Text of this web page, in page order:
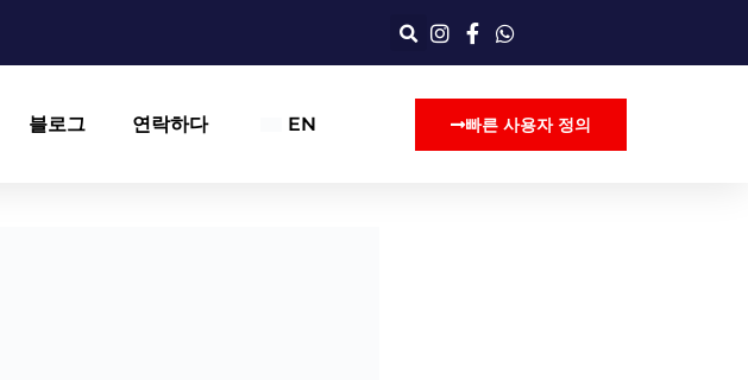
블로그 연락하다 EN 빠른 사용자 정의